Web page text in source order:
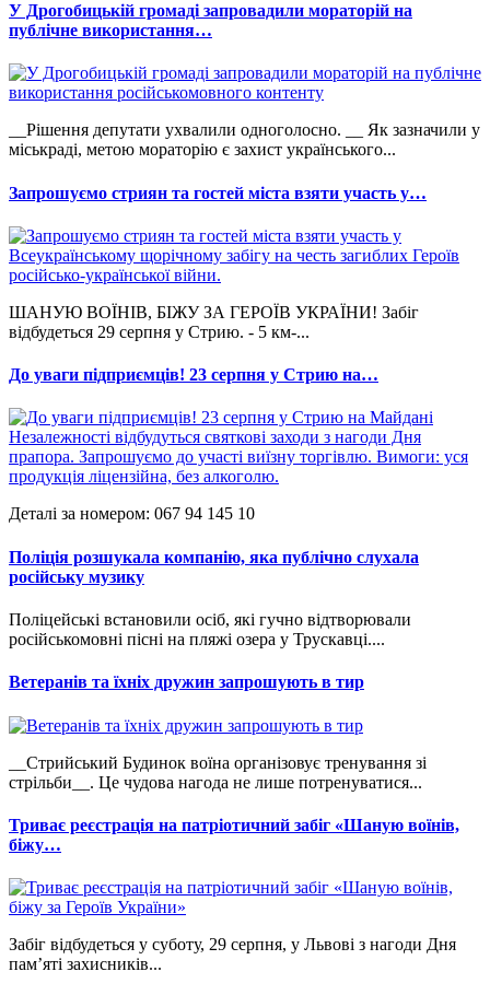
У Дрогобицькій громаді запровадили мораторій на
публічне використання…
__Рішення депутати ухвалили одноголосно. __ Як зазначили у
міськраді, метою мораторію є захист українського...
Запрошуємо стриян та гостей міста взяти участь у…
ШАНУЮ ВОЇНІВ, БІЖУ ЗА ГЕРОЇВ УКРАЇНИ! Забіг
відбудеться 29 серпня у Стрию. - 5 км-...
До уваги підприємців! 23 серпня у Стрию на…
Деталі за номером: 067 94 145 10
Поліція розшукала компанію, яка публічно слухала
російську музику
Поліцейські встановили осіб, які гучно відтворювали
російськомовні пісні на пляжі озера у Трускавці....
Ветеранів та їхніх дружин запрошують в тир
__Стрийський Будинок воїна організовує тренування зі
стрільби__. Це чудова нагода не лише потренуватися...
Триває реєстрація на патріотичний забіг «Шаную воїнів,
біжу…
Забіг відбудеться у суботу, 29 серпня, у Львові з нагоди Дня
пам’яті захисників...